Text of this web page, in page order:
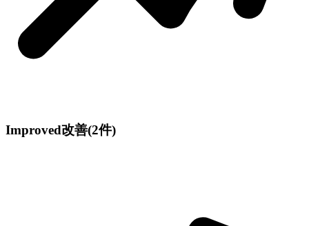
Improved改善(2件)